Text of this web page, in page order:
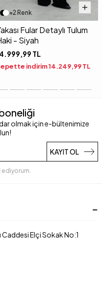
+2 Renk
Fular Detaylı Tulum
- Siyah
TL
indirim14.249,99TL
olmak için e-bültenimize
KAYIT OL
ediyorum.
Caddesi Elçi Sokak No:1